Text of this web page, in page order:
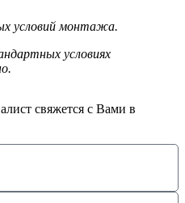
условий монтажа.
условиях
свяжется с Вами в